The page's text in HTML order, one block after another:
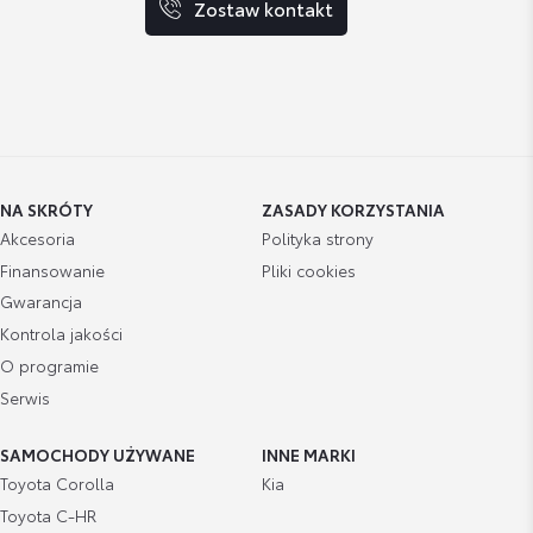
Zostaw kontakt
NA SKRÓTY
Akcesoria
Finansowanie
Gwarancja
Kontrola jakości
O programie
Serwis
ZASADY KORZYSTANIA
Polityka strony
Pliki cookies
SAMOCHODY UŻYWANE
Toyota Corolla
Toyota C-HR
INNE MARKI
Kia